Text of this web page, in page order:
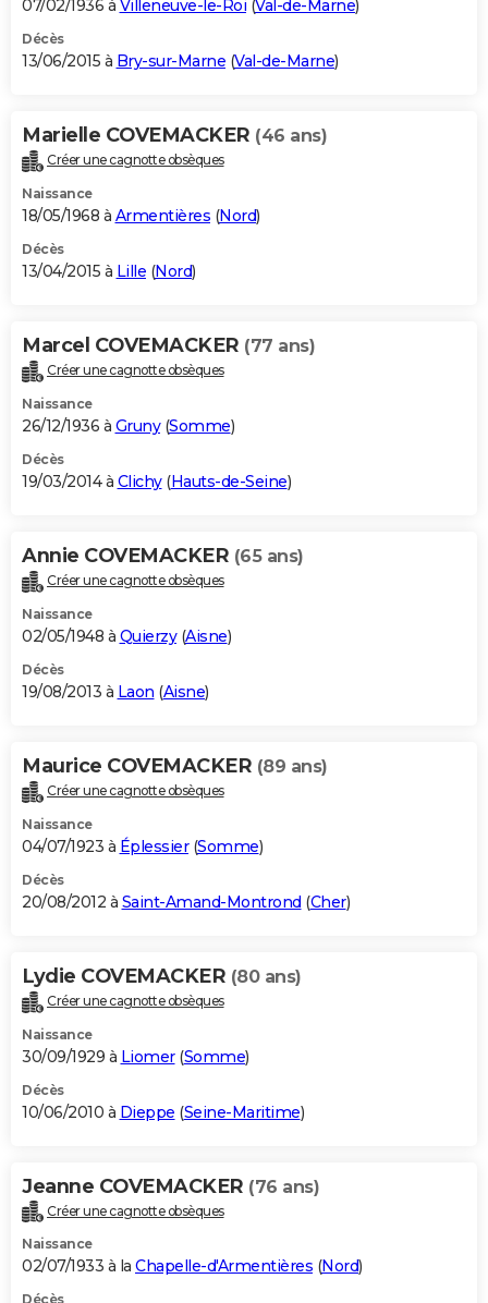
07/02/1936 à Villeneuve-le-Roi (Val-de-Marne)
Décès
13/06/2015 à Bry-sur-Marne (Val-de-Marne)
Marielle COVEMACKER (46 ans)
Créer une cagnotte obsèques
Naissance
18/05/1968 à Armentières (Nord)
Décès
13/04/2015 à Lille (Nord)
Marcel COVEMACKER (77 ans)
Créer une cagnotte obsèques
Naissance
26/12/1936 à Gruny(Somme)
Décès
19/03/2014 à Clichy(Hauts-de-Seine)
Annie COVEMACKER (65 ans)
Créer une cagnotte obsèques
Naissance
02/05/1948 à Quierzy(Aisne)
Décès
19/08/2013 à Laon (Aisne)
Maurice COVEMACKER (89 ans)
Créer une cagnotte obsèques
Naissance
04/07/1923 à Éplessier(Somme)
Décès
20/08/2012 à Saint-Amand-Montrond (Cher)
Lydie COVEMACKER (80 ans)
Créer une cagnotte obsèques
Naissance
30/09/1929 à Liomer(Somme)
Décès
10/06/2010 à Dieppe (Seine-Maritime)
Jeanne COVEMACKER (76 ans)
Créer une cagnotte obsèques
Naissance
02/07/1933 à la Chapelle-d'Armentières (Nord)
Décès